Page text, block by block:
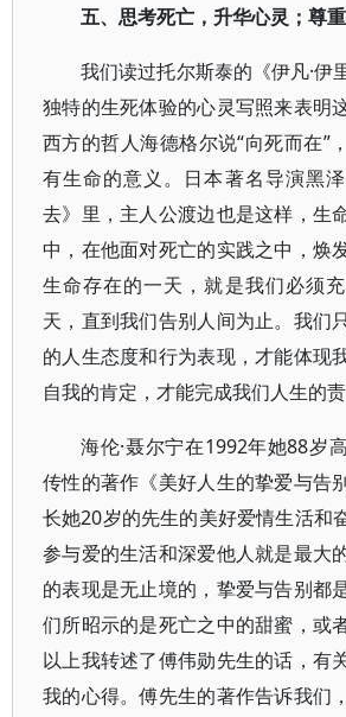
五、思考死亡，升华心灵；尊
我们读过托尔斯泰的《伊凡·伊
独特的生死体验的心灵写照来表明
西方的哲人海德格尔说“向死而在”
有生命的意义。日本著名导演黑
去》里，主人公渡边也是这样，生
中，在他面对死亡的实践之中，焕
生命存在的一天，就是我们必须
天，直到我们告别人间为止。我们
的人生态度和行为表现，才能体现
自我的肯定，才能完成我们人生的责
海伦·聂尔宁在1992年她88岁
传性的著作《美好人生的挚爱与告
长她20岁的先生的美好爱情生活和
参与爱的生活和深爱他人就是最大
的表现是无止境的，挚爱与告别都
们所昭示的是死亡之中的甜蜜，或
以上我转述了傅伟勋先生的话，有
我的心得。傅先生的著作告诉我们